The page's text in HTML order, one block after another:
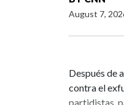
August 7,
Después de
contra el
partidistas,